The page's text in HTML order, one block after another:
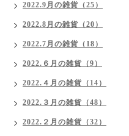
2022.9月の雑貨（25）
2022.8月の雑貨（20）
2022.7月の雑貨（18）
2022.６月の雑貨（9）
2022.４月の雑貨（14）
2022.３月の雑貨（48）
2022.２月の雑貨（32）